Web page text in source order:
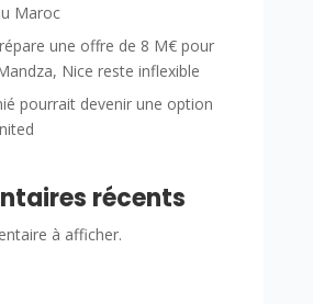
Maroc
une offre de 8 M€ pour
Nice reste inflexible
pourrait devenir une option
récents
à afficher.